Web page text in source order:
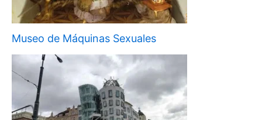
Museo de Máquinas Sexuales